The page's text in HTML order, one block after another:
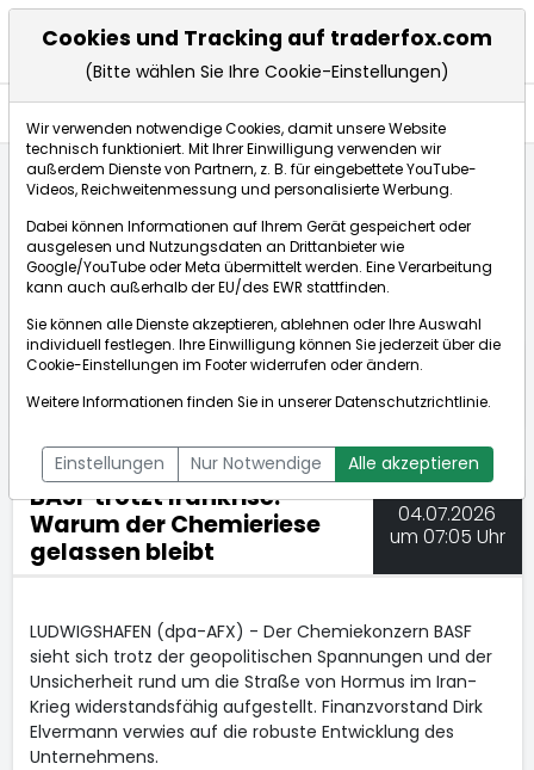
BASF trotzt Irankrise: Warum der Chemieriese gelas...
dpa-AFX Compact
ÜBERSICHT DPA-AFX PROFEED
DPA-AFX COMPACT
NEWSBOT
BASF trotzt Irankrise:
Warum der Chemieriese
gelassen bleibt
04.07.2026
um 07:05 Uhr
LUDWIGSHAFEN (dpa-AFX) - Der Chemiekonzern BASF
sieht sich trotz der geopolitischen Spannungen und der
Unsicherheit rund um die Straße von Hormus im Iran-
Krieg widerstandsfähig aufgestellt. Finanzvorstand Dirk
Elvermann verwies auf die robuste Entwicklung des
Unternehmens.
Cookies und Tracking auf traderfox.com
(Bitte wählen Sie Ihre Cookie-Einstellungen)
Wir verwenden notwendige Cookies, damit unsere Website
technisch funktioniert. Mit Ihrer Einwilligung verwenden wir
außerdem Dienste von Partnern, z. B. für eingebettete YouTube-
Videos, Reichweitenmessung und personalisierte Werbung.
Dabei können Informationen auf Ihrem Gerät gespeichert oder
ausgelesen und Nutzungsdaten an Drittanbieter wie
Google/YouTube oder Meta übermittelt werden. Eine Verarbeitung
kann auch außerhalb der EU/des EWR stattfinden.
Sie können alle Dienste akzeptieren, ablehnen oder Ihre Auswahl
individuell festlegen. Ihre Einwilligung können Sie jederzeit über die
Cookie-Einstellungen im Footer widerrufen oder ändern.
Weitere Informationen finden Sie in unsererDatenschutzrichtlinie.
Einstellungen Nur Notwendige Alle akzeptieren